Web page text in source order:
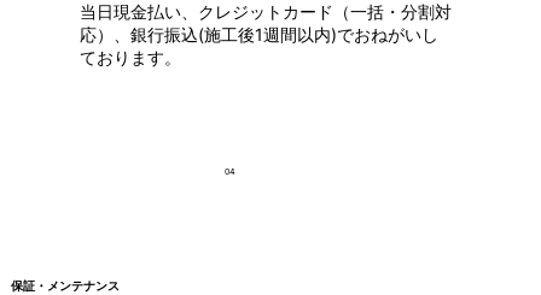
当日現金払い、クレジットカード（一括・分割対
応）、銀行振込(施工後1週間以内)でおねがいし
ております。
04
保証・メンテナンス